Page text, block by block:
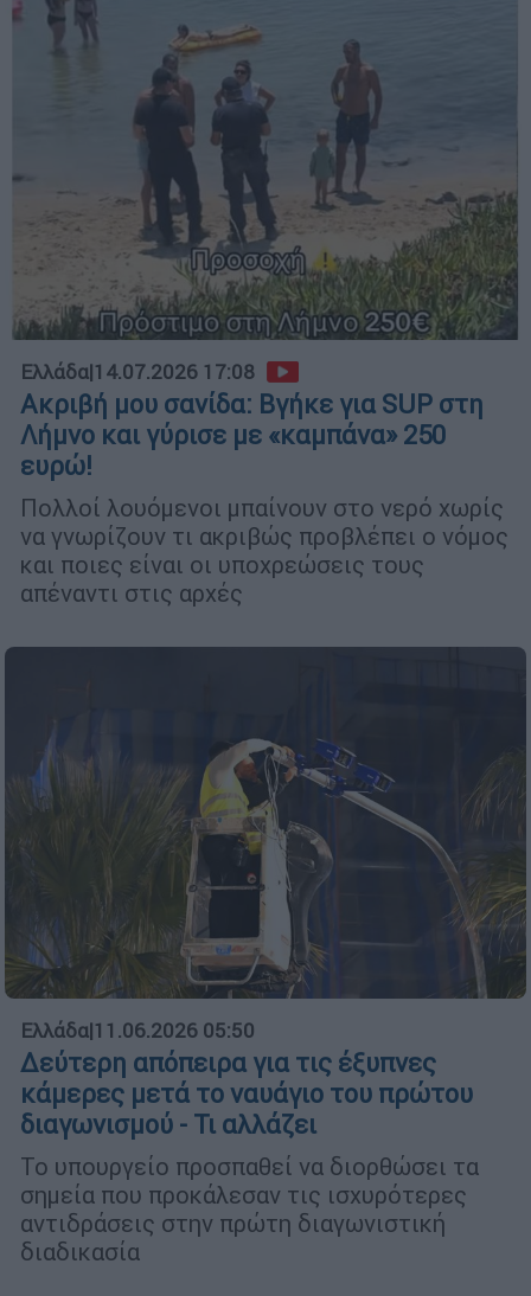
Ελλάδα|14.07.2026 17:08
Ακριβή μου σανίδα: Βγήκε για SUP στη
Λήμνο και γύρισε με «καμπάνα» 250
ευρώ!
Πολλοί λουόμενοι μπαίνουν στο νερό χωρίς
να γνωρίζουν τι ακριβώς προβλέπει ο νόμος
και ποιες είναι οι υποχρεώσεις τους
απέναντι στις αρχές
Ελλάδα|11.06.2026 05:50
Δεύτερη απόπειρα για τις έξυπνες
κάμερες μετά το ναυάγιο του πρώτου
διαγωνισμού - Τι αλλάζει
Το υπουργείο προσπαθεί να διορθώσει τα
σημεία που προκάλεσαν τις ισχυρότερες
αντιδράσεις στην πρώτη διαγωνιστική
διαδικασία